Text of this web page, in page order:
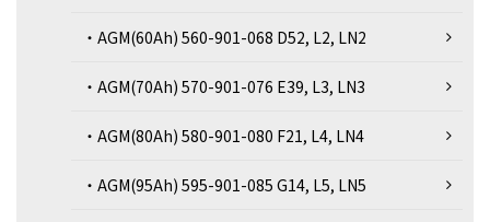
・AGM(60Ah) 560-901-068 D52, L2, LN2
・AGM(70Ah) 570-901-076 E39, L3, LN3
・AGM(80Ah) 580-901-080 F21, L4, LN4
・AGM(95Ah) 595-901-085 G14, L5, LN5